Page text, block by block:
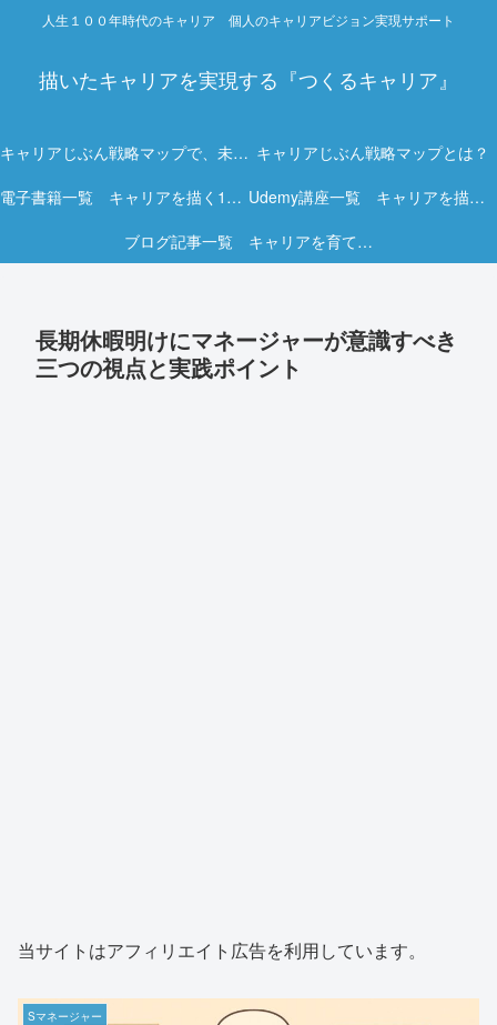
人生１００年時代のキャリア 個人のキャリアビジョン実現サポート
描いたキャリアを実現する『つくるキャリア』
キャリアじぶん戦略マップで、未来を描く力を。 キャリアじぶん戦略マップとは？
電子書籍一覧 キャリアを描く15冊の実践ガイド
Udemy講座一覧 キャリアを描く実践オンライン講座
ブログ記事一覧 キャリアを育てる実践ヒント集
長期休暇明けにマネージャーが意識すべき
三つの視点と実践ポイント
当サイトはアフィリエイト広告を利用しています。
Sマネージャー